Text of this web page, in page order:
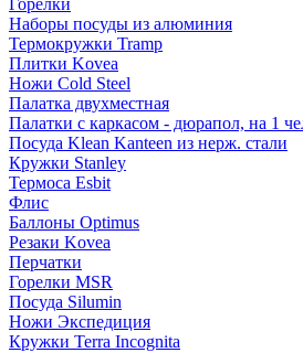
Наборы посуды из алюминия
Термокружки Tramp
Плитки Kovea
Ножи Cold Steel
Палатка двухместная
Палатки с каркасом - дюрапол, на 1
Посуда Klean Kanteen из нерж. стали
Кружки Stanley
Термоса Esbit
Флис
Баллоны Optimus
Резаки Kovea
Перчатки
Горелки MSR
Посуда Silumin
Ножи Экспедиция
Кружки Terra Incognita